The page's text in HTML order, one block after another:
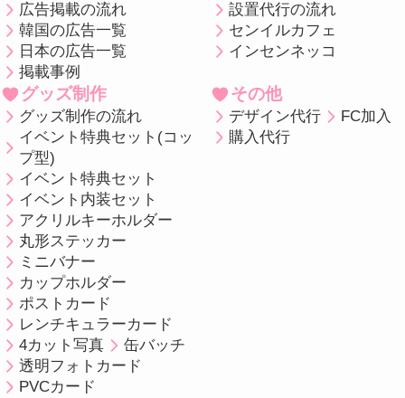
広告掲載の流れ
韓国の広告一覧
日本の広告一覧
掲載事例
設置代行の流れ
センイルカフェ
インセンネッコ
グッズ制作
グッズ制作の流れ
イベント特典セット(コッ
プ型)
イベント特典セット
イベント内装セット
アクリルキーホルダー
丸形ステッカー
ミニバナー
カップホルダー
ポストカード
レンチキュラーカード
4カット写真
缶バッチ
透明フォトカード
PVCカード
その他
デザイン代行
FC加入
購入代行